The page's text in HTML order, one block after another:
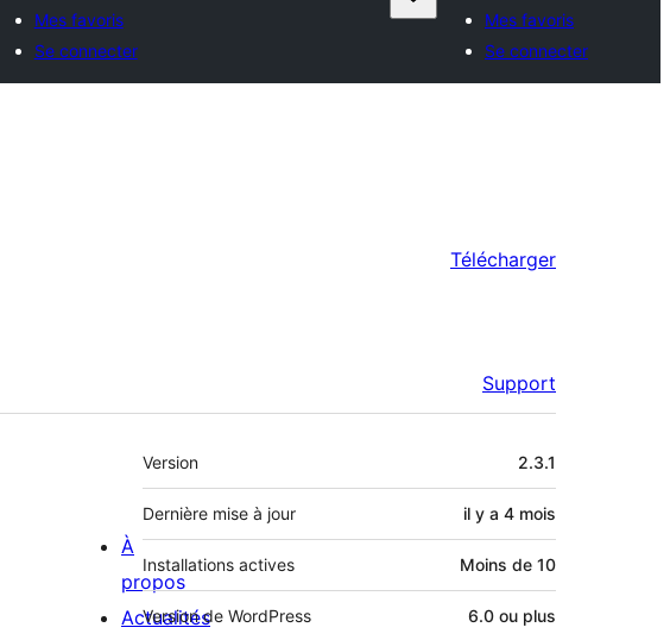
Mes favoris
Se connecter
Mes favoris
Se connecter
Télécharger
Support
Méta
Version 2.3.1
Dernière mise à jour il y a 4 mois
Installations actives Moins de 10
Version de WordPress 6.0 ou plus
À
propos
Actualités